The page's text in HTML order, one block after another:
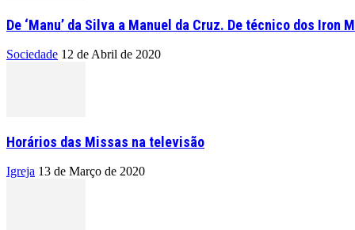
De ‘Manu’ da Silva a Manuel da Cruz. De técnico dos Iron
Sociedade 12 de Abril de 2020
Horários das Missas na televisão
Igreja 13 de Março de 2020